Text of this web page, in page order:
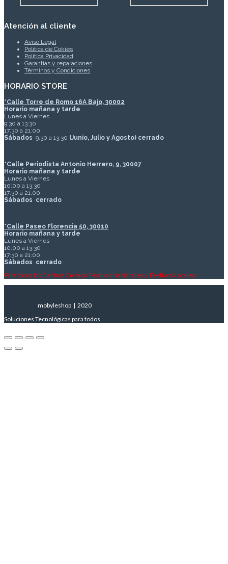
Atención al cliente
Aviso Legal
Política de Cokies
Política Privacidad
Garantías y reparaciones
Términos y Condiciones
HORARIO STORE
*Calle Torre de Romo 16A Bajo, 30002
Horario mañana y tarde
Lunes a Viernes
9:30 a 13:30
17:30 a 21:00
Sábados 9:30 a 13:30 (Junio, Julio y Agosto) cerrado
*Calle Periodista Antonio Herrero, 9, 30007
Horario mañana y tarde
Lunes a Viernes
10:00 a 13:30
17:30 a 21:00
Sábados cerrado
*Calle Paseo Florencia 50, 30010
Horario mañana y tarde
Lunes a Viernes
10:00 a 13:30
17:30 a 21:00
Sábados cerrado
Para todos los Centros Cerrado Festivos Nacionales y Festivos Locales
mobyleshop | 2020
Soluciones Tecnológicas para todos